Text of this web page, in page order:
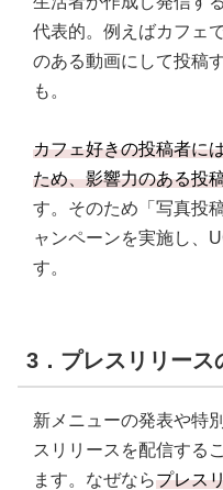
代表的。例えばカフェ
のある動画にして投稿
も。
カフェ好きの投稿者に
ため、影響力のある投
す。そのため「写真投
ャンペーンを実施し、
す。
3．プレスリリース
新メニューの発表や特
スリリースを配信する
ます。なぜならプレス